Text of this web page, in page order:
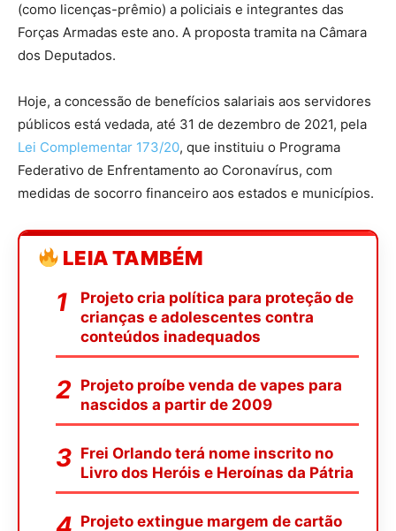
(como licenças-prêmio) a policiais e integrantes das
Forças Armadas este ano. A proposta tramita na Câmara
dos Deputados.
Hoje, a concessão de benefícios salariais aos servidores
públicos está vedada, até 31 de dezembro de 2021, pela
Lei Complementar 173/20, que instituiu o Programa
Federativo de Enfrentamento ao Coronavírus, com
medidas de socorro financeiro aos estados e municípios.
LEIA TAMBÉM
Projeto cria política para proteção de
crianças e adolescentes contra
conteúdos inadequados
Projeto proíbe venda de vapes para
nascidos a partir de 2009
Frei Orlando terá nome inscrito no
Livro dos Heróis e Heroínas da Pátria
Projeto extingue margem de cartão